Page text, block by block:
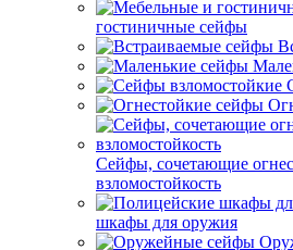
гостиничные сейфы
Сейфы, сочетающие
взломостойкость
шкафы для оружия